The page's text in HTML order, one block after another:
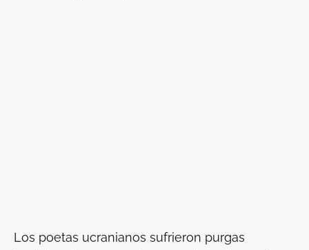
Los poetas ucranianos sufrieron purgas